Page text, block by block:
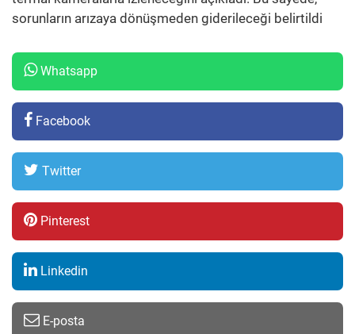
sorunların arızaya dönüşmeden giderileceği belirtildi
Whatsapp
Facebook
Twitter
Pinterest
Linkedin
E-posta